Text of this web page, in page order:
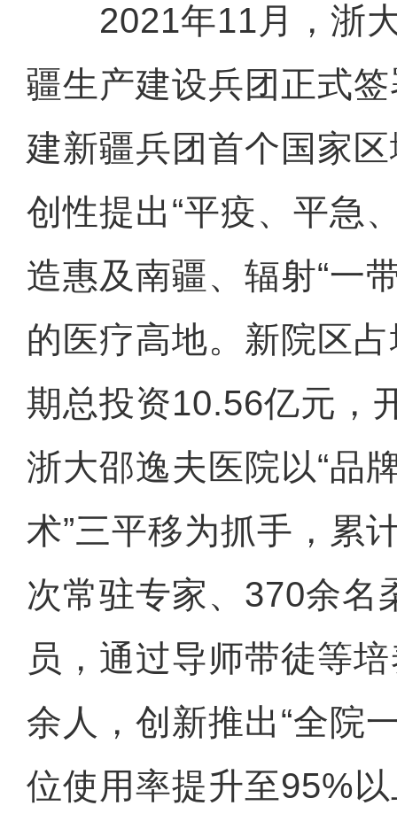
2021年11月，浙大
疆生产建设兵团正式
建新疆兵团首个国家
创性提出“平疫、平急
造惠及南疆、辐射“一
的医疗高地。新院区
期总投资10.56亿元，
浙大邵逸夫医院以“品
术”三平移为抓手，累
次常驻专家、370余名
员，通过导师带徒等
余人，创新推出“全院
位使用率提升至95%